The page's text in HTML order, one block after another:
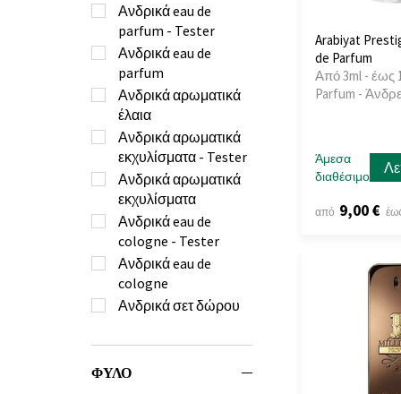
Ανδρικά eau de
parfum - Tester
Ανδρικά eau de
parfum
Ανδρικά αρωματικά
έλαια
Ανδρικά αρωματικά
εκχυλίσματα - Tester
Ανδρικά αρωματικά
εκχυλίσματα
Ανδρικά eau de
cologne - Tester
Ανδρικά eau de
cologne
Ανδρικά σετ δώρου
ΦΥΛΟ
Arabiyat
de Parfum
Από 3ml - έως
Parfum -
Άμεσα
διαθέσιμο
από 9,00 €